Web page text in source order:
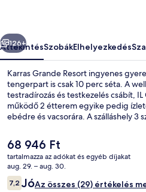
Következő
126+
ÁttekintésSzobákElhelyezkedés
Karras Grande Resort ingyenes
tengerpart is csak 10 perc séta. A
testradírozás és testkezelés csábít,
működő 2 étterem egyike pedig
ebédre és vacsorára. A szálláshely 3
A
jelenlegi
ár
68 946 Ft
68 946 Ft
tartalmazza az adókat és egyéb díjakat
aug. 29. – aug. 30.
Értékelések
7,27,2 ennyiből: 10
JóAz összes (29) értékelés